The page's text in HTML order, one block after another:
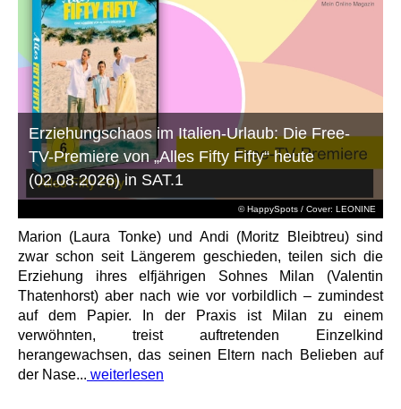
© HappySpots / Cover: LEONINE
Erziehungschaos im Italien-Urlaub: Die Free-
TV-Premiere von „Alles Fifty Fifty“ heute
(02.08.2026) in SAT.1
Marion (Laura Tonke) und Andi (Moritz Bleibtreu) sind
zwar schon seit Längerem geschieden, teilen sich die
Erziehung ihres elfjährigen Sohnes Milan (Valentin
Thatenhorst) aber nach wie vor vorbildlich – zumindest
auf dem Papier. In der Praxis ist Milan zu einem
verwöhnten, treist auftretenden Einzelkind
herangewachsen, das seinen Eltern nach Belieben auf
der Nase... weiterlesen